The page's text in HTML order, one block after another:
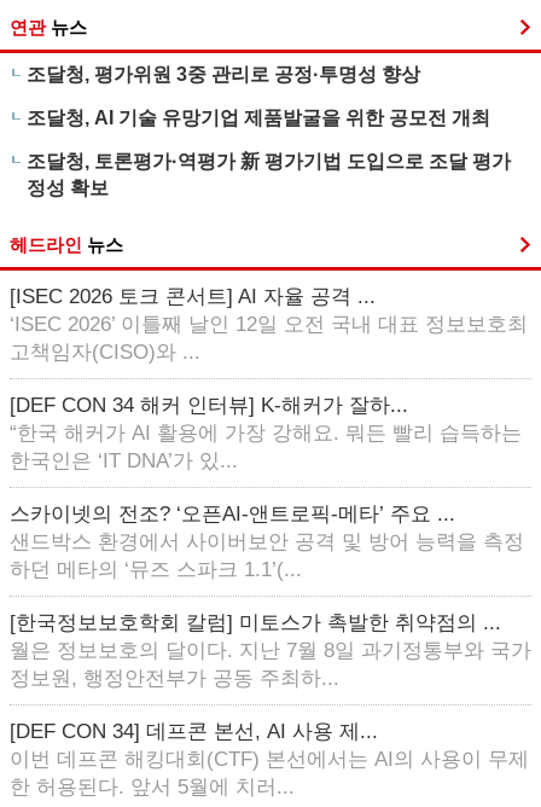
연관 뉴스
조달청, 평가위원 3중 관리로 공정·투명성 향상
조달청, AI 기술 유망기업 제품발굴을 위한 공모전 개최
조달청, 토론평가·역평가 新 평가기법 도입으로 조달 평가
정성 확보
헤드라인 뉴스
[ISEC 2026 토크 콘서트] AI 자율 공격 ...
‘ISEC 2026’ 이틀째 날인 12일 오전 국내 대표 정보보호최
고책임자(CISO)와 ...
[DEF CON 34 해커 인터뷰] K-해커가 잘하...
“한국 해커가 AI 활용에 가장 강해요. 뭐든 빨리 습득하는
한국인은 ‘IT DNA’가 있...
스카이넷의 전조? ‘오픈AI-앤트로픽-메타’ 주요 ...
샌드박스 환경에서 사이버보안 공격 및 방어 능력을 측정
하던 메타의 ‘뮤즈 스파크 1.1’(...
[한국정보보호학회 칼럼] 미토스가 촉발한 취약점의 ...
월은 정보보호의 달이다. 지난 7월 8일 과기정통부와 국가
정보원, 행정안전부가 공동 주최하...
[DEF CON 34] 데프콘 본선, AI 사용 제...
이번 데프콘 해킹대회(CTF) 본선에서는 AI의 사용이 무제
한 허용된다. 앞서 5월에 치러...